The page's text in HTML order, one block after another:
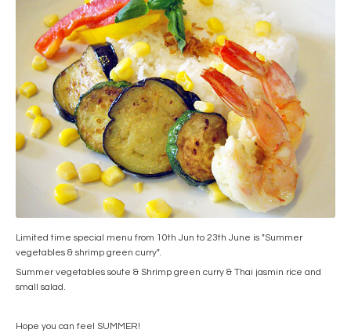
Limited time special menu from 10th Jun to 23th June is "Summer
vegetables & shrimp green curry".
Summer vegetables soute & Shrimp green curry & Thai jasmin rice and
small salad.
Hope you can feel SUMMER!